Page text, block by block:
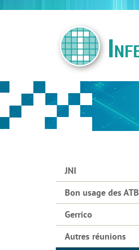
JNI
Bon usage des ATB
Gerrico
Autres réunions